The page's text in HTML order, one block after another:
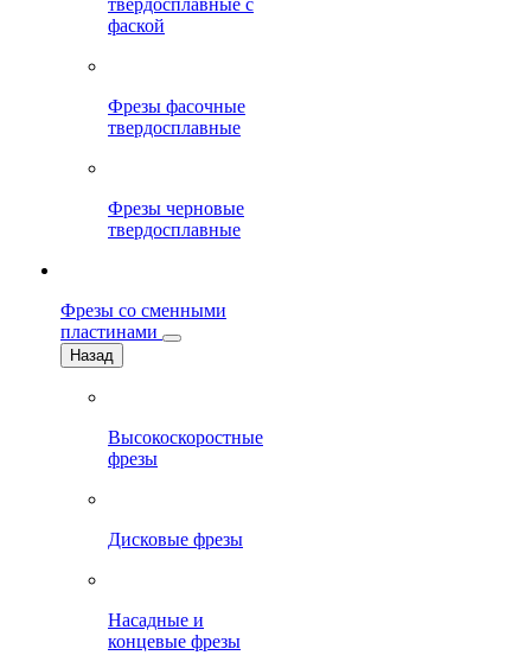
твердосплавные с
фаской
Фрезы фасочные
твердосплавные
Фрезы черновые
твердосплавные
Фрезы со сменными
пластинами
Назад
Высокоскоростные
фрезы
Дисковые фрезы
Насадные и
концевые фрезы